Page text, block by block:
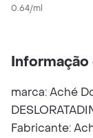
0.64/ml
marca: Aché
Fabricante: